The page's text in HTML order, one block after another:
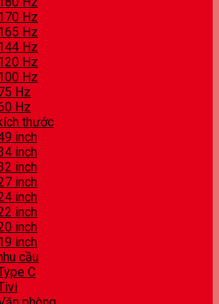
Hz
Hz
Hz
Hz
Hz
Hz
Hz
thước
inch
inch
inch
inch
inch
inch
inch
inch
cầu
C